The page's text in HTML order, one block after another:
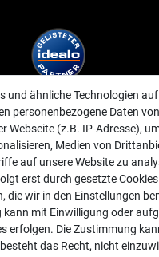
und ähnliche Technologien
personenbezogene Daten von
Webseite (z.B. IP-Adresse),
Medien von
auf unsere Website zu
erst durch gesetzte
die wir in den Einstellungen
kann mit Einwilligung oder
erfolgen. Die Zustimmung
das Recht, nicht